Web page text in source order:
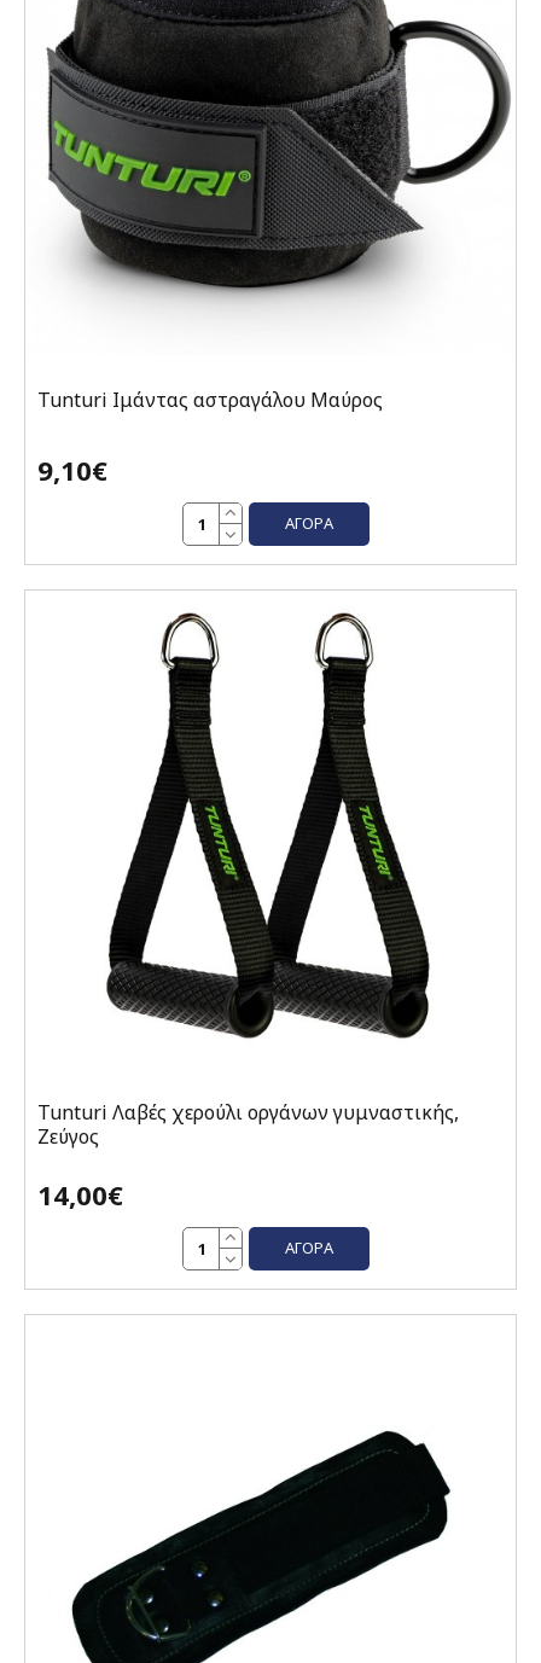
Tunturi Ιμάντας αστραγάλου Μαύρος
9,10€
ΑΓΟΡΆ
Tunturi Λαβές χερούλι οργάνων γυμναστικής,
Ζεύγος
14,00€
ΑΓΟΡΆ